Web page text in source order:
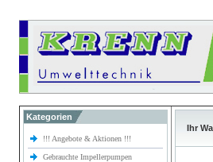
Kategorien
!!! Angebote & Aktionen !!!
Gebrauchte Impellerpumpen
Ihr